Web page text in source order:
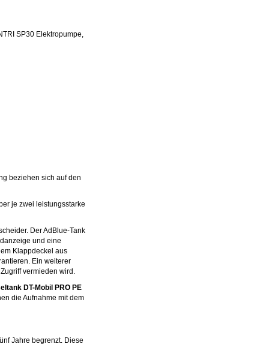
SP30 Elektropumpe,
beziehen sich auf den
je zwei leistungsstarke
Der AdBlue-Tank
und eine
Klappdeckel aus
Ein weiterer
vermieden wird.
DT-Mobil PRO PE
die Aufnahme mit dem
Jahre begrenzt. Diese